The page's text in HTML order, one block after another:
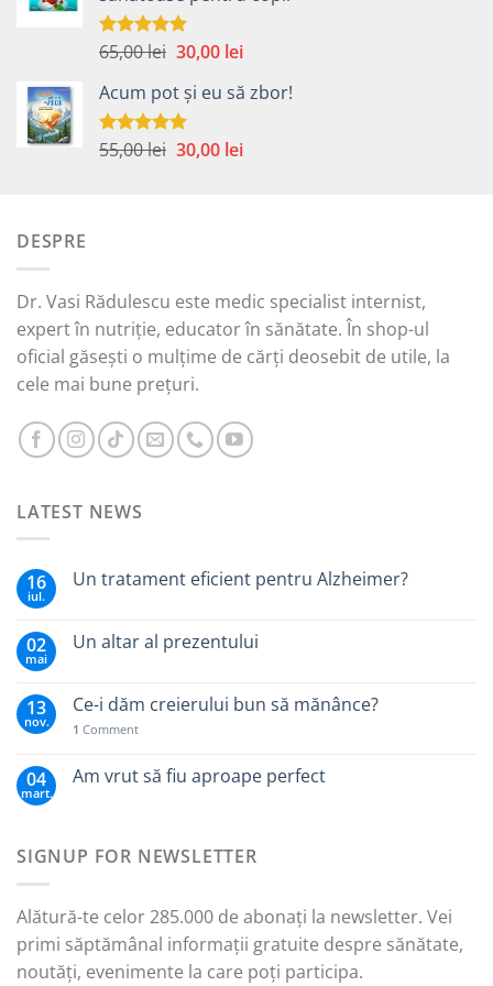
58,00 lei.
Evaluat la
65,00lei Prețul
a
fost:
65,00 lei.
30,00 leiPrețul
este:
Acum pot și eu să zbor!
Evaluat la
55,00lei Prețul
30,00 leiPrețul
DESPRE
Dr. Vasi Rădulescu este medic specialist internist,
expert în nutriție, educator în sănătate. În shop-ul
oficial găsești o mulțime de cărți deosebit de utile, la
cele mai bune prețuri.
LATEST NEWS
16
iul.
Un tratament eficient pentru Alzheimer?
02
mai
Un altar al prezentului
13
nov.
Ce-i dăm creierului bun să mănânce?
1 Comment
04
mart.
Am vrut să fiu aproape perfect
SIGNUP FOR NEWSLETTER
Alătură-te celor 285.000 de abonați la newsletter. Vei
primi săptămânal informații gratuite despre sănătate,
noutăți, evenimente la care poți participa.